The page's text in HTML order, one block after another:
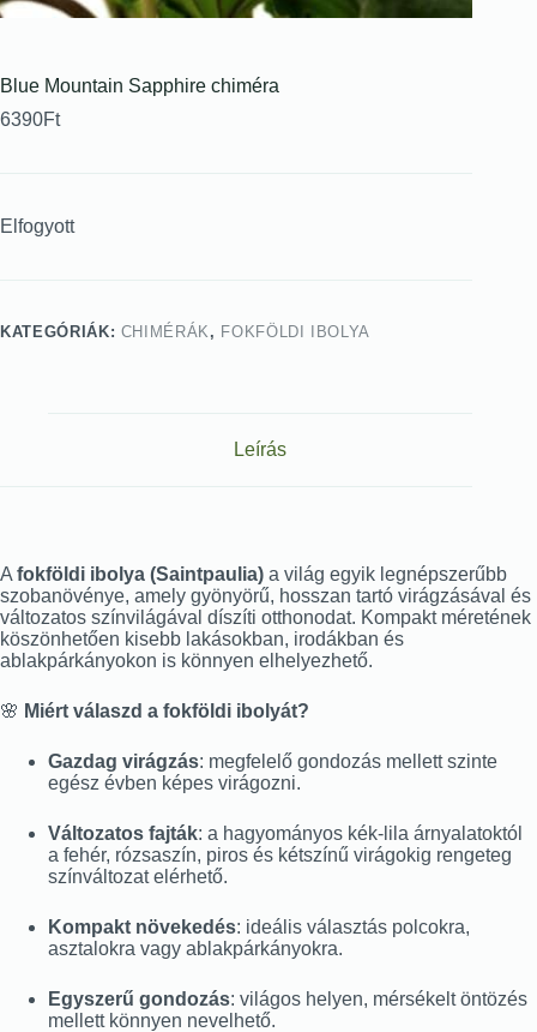
Blue Mountain Sapphire chiméra
6390Ft
Elfogyott
KATEGÓRIÁK: CHIMÉRÁK , FOKFÖLDI IBOLYA
Leírás
A fokföldi ibolya (Saintpaulia) a világ egyik legnépszerűbb
szobanövénye, amely gyönyörű, hosszan tartó virágzásával és
változatos színvilágával díszíti otthonodat. Kompakt méretének
köszönhetően kisebb lakásokban, irodákban és
ablakpárkányokon is könnyen elhelyezhető.
🌸 Miért válaszd a fokföldi ibolyát?
Gazdag virágzás: megfelelő gondozás mellett szinte
egész évben képes virágozni.
Változatos fajták: a hagyományos kék-lila árnyalatoktól
a fehér, rózsaszín, piros és kétszínű virágokig rengeteg
színváltozat elérhető.
Kompakt növekedés: ideális választás polcokra,
asztalokra vagy ablakpárkányokra.
Egyszerű gondozás: világos helyen, mérsékelt öntözés
mellett könnyen nevelhető.